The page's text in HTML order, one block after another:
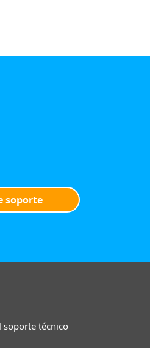
soporte
soporte técnico